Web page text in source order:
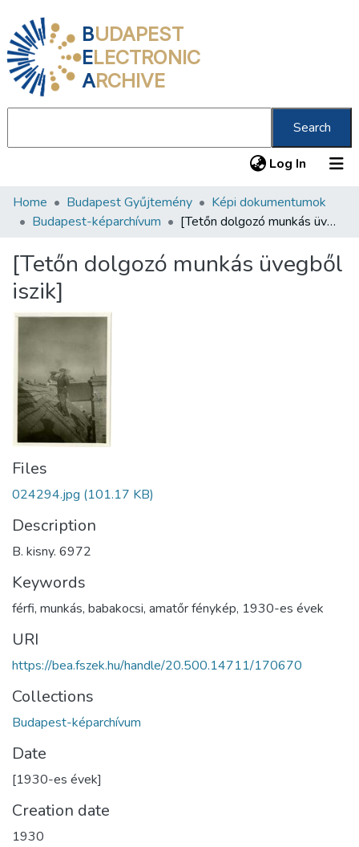
BUDAPEST
ELECTRONIC
ARCHIVE
Search
Log In (current)
Communities & Collections
Statistics
About us
Home Budapest Gyűjtemény
Képi dokumentumok
Budapest-képarchívum
[Tetőn dolgozó munkás üvegből iszik]
[Tetőn dolgozó munkás üvegből
iszik]
Files
024294.jpg (101.17 KB)
Description
B. kisny. 6972
Keywords
férfi, munkás, babakocsi, amatőr fénykép, 1930-es évek
URI
https://bea.fszek.hu/handle/20.500.14711/170670
Collections
Budapest-képarchívum
Date
[1930-es évek]
Creation date
1930